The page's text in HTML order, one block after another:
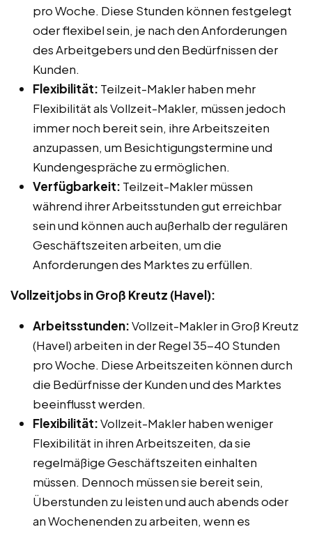
pro Woche. Diese Stunden können festgelegt
oder flexibel sein, je nach den Anforderungen
des Arbeitgebers und den Bedürfnissen der
Kunden.
Flexibilität: Teilzeit-Makler haben mehr
Flexibilität als Vollzeit-Makler, müssen jedoch
immer noch bereit sein, ihre Arbeitszeiten
anzupassen, um Besichtigungstermine und
Kundengespräche zu ermöglichen.
Verfügbarkeit: Teilzeit-Makler müssen
während ihrer Arbeitsstunden gut erreichbar
sein und können auch außerhalb der regulären
Geschäftszeiten arbeiten, um die
Anforderungen des Marktes zu erfüllen.
Vollzeitjobs in Groß Kreutz (Havel):
Arbeitsstunden:Vollzeit-Makler in Groß Kreutz
(Havel) arbeiten in der Regel 35-40 Stunden
pro Woche. Diese Arbeitszeiten können durch
die Bedürfnisse der Kunden und des Marktes
beeinflusst werden.
Flexibilität:Vollzeit-Makler haben weniger
Flexibilität in ihren Arbeitszeiten, da sie
regelmäßige Geschäftszeiten einhalten
müssen. Dennoch müssen sie bereit sein,
Überstunden zu leisten und auch abends oder
an Wochenenden zu arbeiten, wenn es